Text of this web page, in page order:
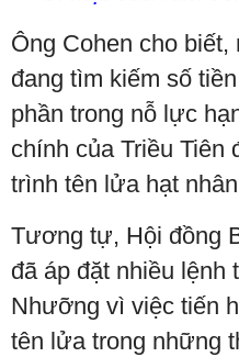
Ông Cohen cho
đang tìm kiếm số
phần trong nỗ lực
chính của Triều
trình tên lửa hạt
Tương tự, Hội đồng
đã áp đặt nhiều lệnh
Nhưỡng vì việc tiến
tên lửa trong những